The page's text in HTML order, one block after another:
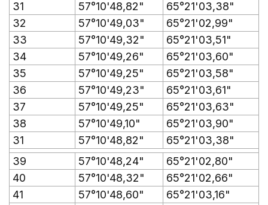
31
57°10'48,82"
65°21'03,38"
32
57°10'49,03"
65°21'02,99"
33
57°10'49,32"
65°21'03,51"
34
57°10'49,26"
65°21'03,60"
35
57°10'49,25"
65°21'03,58"
36
57°10'49,23"
65°21'03,61"
37
57°10'49,25"
65°21'03,63"
38
57°10'49,10"
65°21'03,90"
31
57°10'48,82"
65°21'03,38"
39
57°10'48,24"
65°21'02,80"
40
57°10'48,32"
65°21'02,66"
41
57°10'48,60" 65°21'03,16"